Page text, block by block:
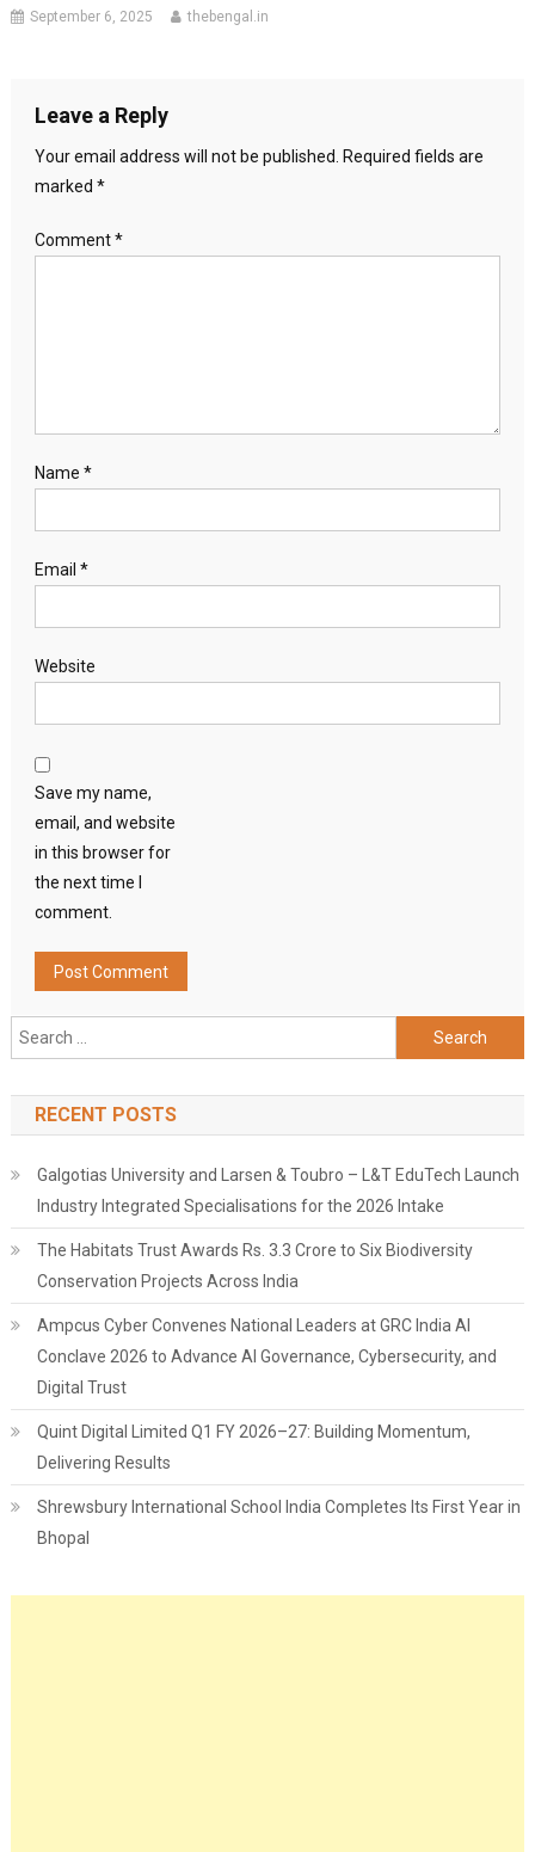
September 6, 2025 thebengal.in
Leave a Reply
Your email address will not be published.
Required fields are
marked *
Comment*
Name *
Email *
Website
Save my name,
email, and website
in this browser for
the next time I
comment.
Search
for:
RECENT POSTS
Galgotias University and Larsen & Toubro – L&T EduTech Launch
Industry Integrated Specialisations for the 2026 Intake
The Habitats Trust Awards Rs. 3.3 Crore to Six Biodiversity
Conservation Projects Across India
Ampcus Cyber Convenes National Leaders at GRC India AI
Conclave 2026 to Advance AI Governance, Cybersecurity, and
Digital Trust
Quint Digital Limited Q1 FY 2026–27: Building Momentum,
Delivering Results
Shrewsbury International School India Completes Its First Year in
Bhopal